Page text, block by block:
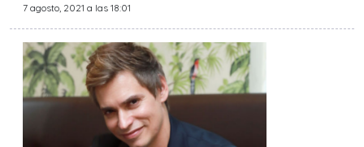
7 agosto, 2021 a las 18:01